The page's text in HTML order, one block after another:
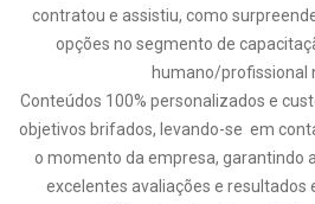
contratou e assistiu, como
opções no segmento de
humano/profissional
Conteúdos 100% personalizados e
objetivos brifados, levando-se em
o momento da empresa, garantindo
excelentes avaliações e resultados